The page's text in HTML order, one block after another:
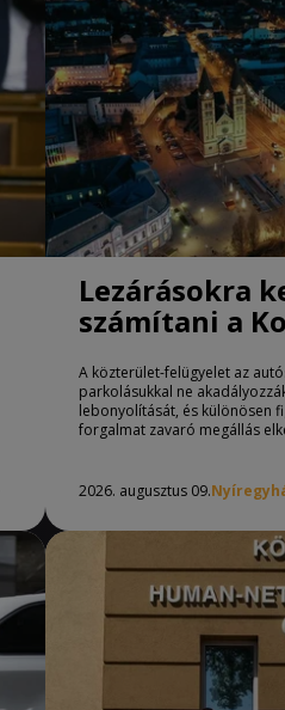
Lezárásokra
számítani a
A közterület-felügyelet az
parkolásukkal ne
lebonyolítását, és különösen
forgalmat zavaró megállás
2026. augusztus 09.